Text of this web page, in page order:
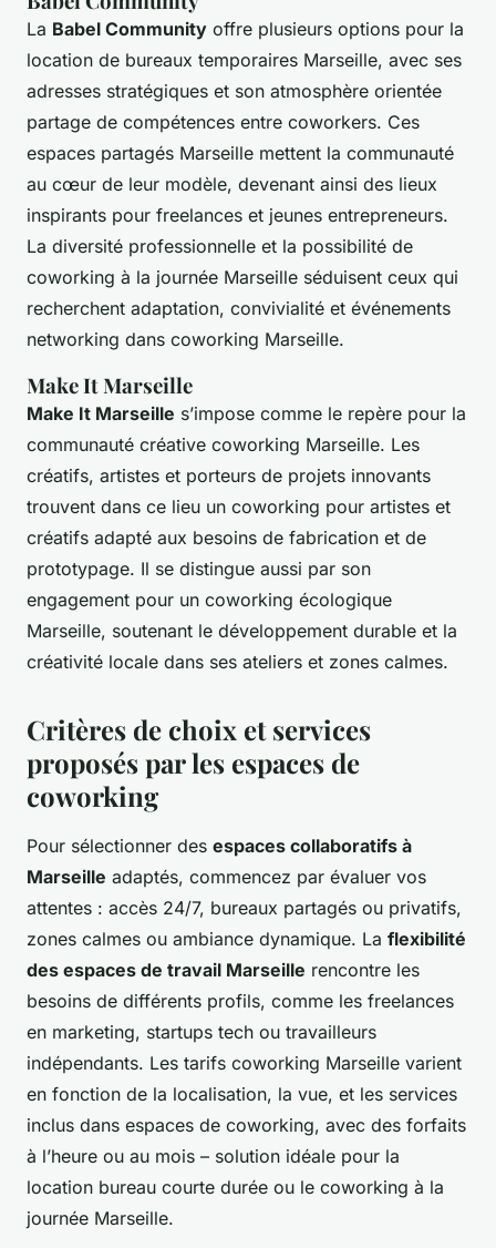
La Babel Community offre plusieurs options pour la
location de bureaux temporaires Marseille, avec ses
adresses stratégiques et son atmosphère orientée
partage de compétences entre coworkers. Ces
espaces partagés Marseille mettent la communauté
au cœur de leur modèle, devenant ainsi des lieux
inspirants pour freelances et jeunes entrepreneurs.
La diversité professionnelle et la possibilité de
coworking à la journée Marseille séduisent ceux qui
recherchent adaptation, convivialité et événements
networking dans coworking Marseille.
Make It Marseille
Make It Marseille s’impose comme le repère pour la
communauté créative coworking Marseille. Les
créatifs, artistes et porteurs de projets innovants
trouvent dans ce lieu un coworking pour artistes et
créatifs adapté aux besoins de fabrication et de
prototypage. Il se distingue aussi par son
engagement pour un coworking écologique
Marseille, soutenant le développement durable et la
créativité locale dans ses ateliers et zones calmes.
Critères de choix et services
proposés par les espaces de
coworking
Pour sélectionner des espaces collaboratifs à
Marseille adaptés, commencez par évaluer vos
attentes : accès 24/7, bureaux partagés ou privatifs,
zones calmes ou ambiance dynamique. La flexibilité
des espaces de travail Marseille rencontre les
besoins de différents profils, comme les freelances
en marketing, startups tech ou travailleurs
indépendants. Les tarifs coworking Marseille varient
en fonction de la localisation, la vue, et les services
inclus dans espaces de coworking, avec des forfaits
à l’heure ou au mois – solution idéale pour la
location bureau courte durée ou le coworking à la
journée Marseille.